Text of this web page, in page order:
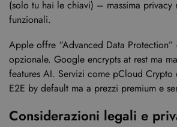
(solo tu hai le chiavi) – massima privacy
funzionali.
Apple offre “Advanced Data
opzionale. Google encrypts at rest ma
features AI. Servizi come pCloud Crypto
E2E by default ma a prezzi premium e
Considerazioni legali e